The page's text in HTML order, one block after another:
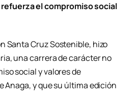
el compromiso social
Santa Cruz Sostenible, hizo
una carrera de carácter no
social y valores de
Anaga, y que su última edición